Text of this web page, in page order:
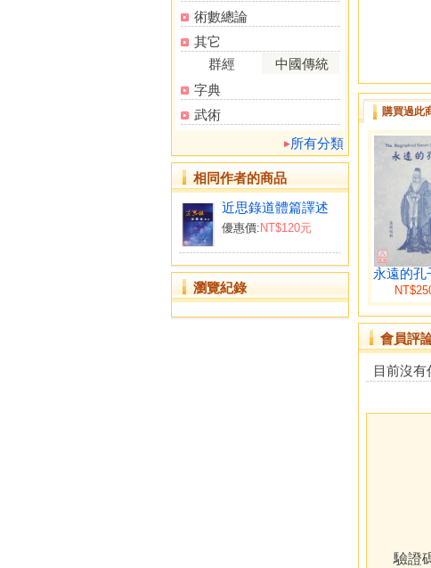
術數總論
其它
群經
中國傳統
字典
武術
所有分類
相同作者的商品
近思錄道體篇譯述
優惠價: NT$120元
瀏覽紀錄
購買過此
永遠的孔
會員評
目前沒有
驗證